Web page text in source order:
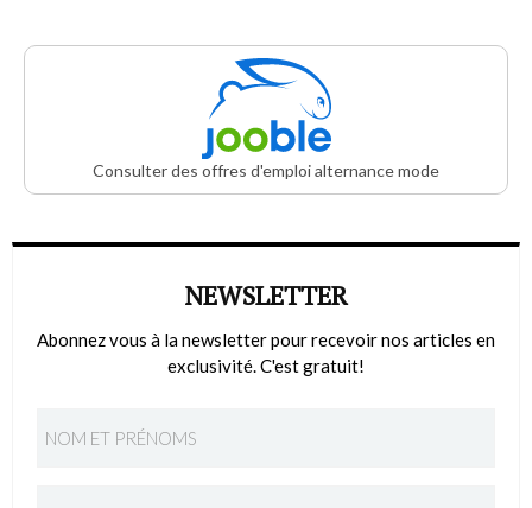
Consulter des offres d'emploi alternance mode
NEWSLETTER
Abonnez vous à la newsletter pour recevoir nos articles en
exclusivité. C'est gratuit!